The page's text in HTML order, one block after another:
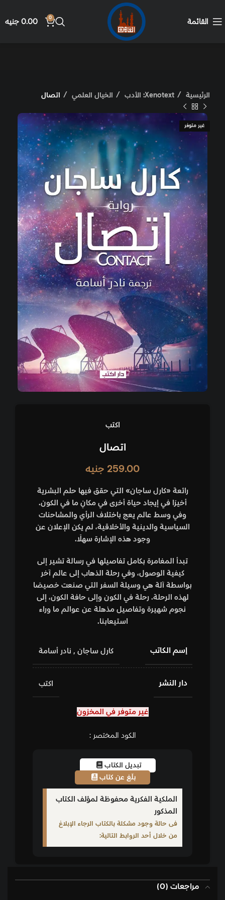
القائمة 0
0.00 جنيه
الرئيسية Xenotext: الأدب الخيال العلمي اتصال
غير متوفر
اكتب
اتصال
259.00 جنيه
رائعة «كارل ساجان» التي حقق فيها حلم البشرية
أخيرًا في إيجاد حياة أخرى في مكانٍ ما في الكون.
وفي وسط عالم يعج باختلاف الرأي والمشاحنات
السياسية والدينية والأخلاقية، لم يكن الإعلان عن
وجود هذه الإشارة سهلًا.
تبدأ المغامرة بكامل تفاصيلها في رسالة تشير إلى
كيفية الوصول، وفي رحلة الذهاب إلى عالم آخر
بواسطة آلة هي وسيلة السفر التي صنعت خصيصًا
لهذه الرحلة. رحلة في الكون وإلى حافة الكون، إلى
نجوم شهيرة وتفاصيل مذهلة عن عوالم ما وراء
استيعابنا.
إسم الكاتب كارل ساجان , نادر أسامة
دار النشر اكتب
غير متوفر في المخزون
الكود المختصر :
تبديل الكتاب
بلّغ عن كتاب
الملكية الفكرية محفوظة لمؤلف الكتاب
المذكور
فى حالة وجود مشكلة بالكتاب الرجاء الإبلاغ
من خلال أحد الروابط التالية:
مراجعات (0)